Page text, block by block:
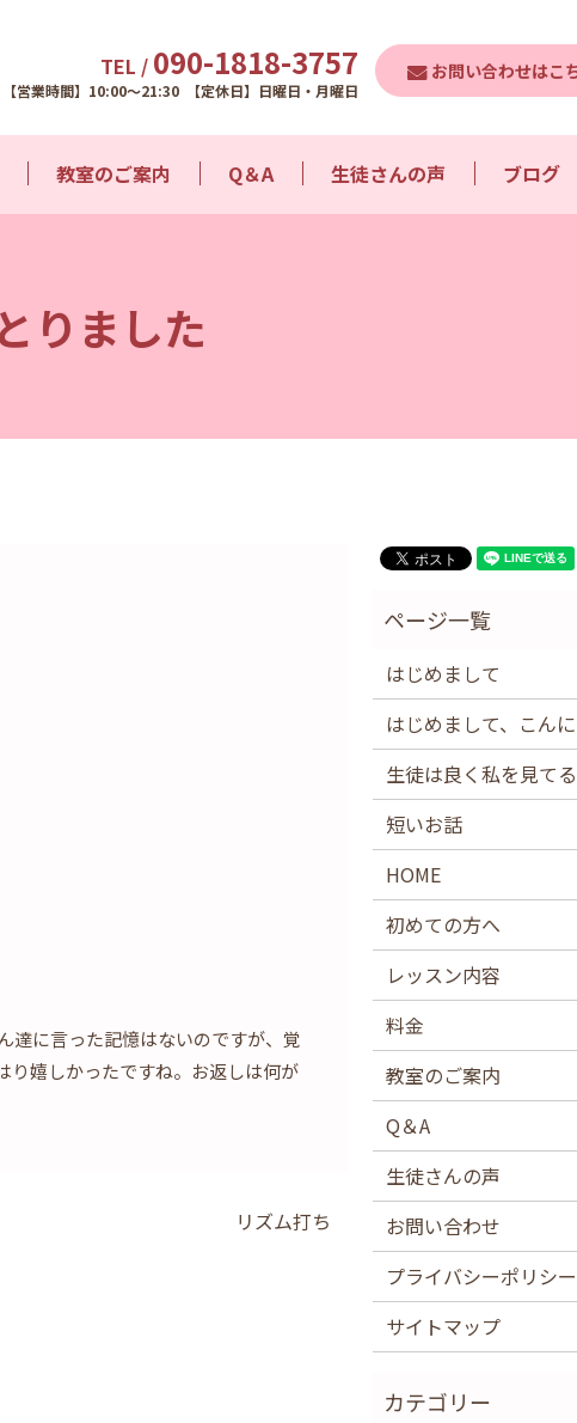
教室のご案内 Q＆A 生徒さんの声 ブログ
TEL / 090-1818-3757
時間】10:00～21:30 【定休日】日曜日・月曜日
お問い合わせはこ
りました
達に言った記憶はないのですが、覚
り嬉しかったですね。お返しは何が
リズム打ち
はじめまして
はじめまして、こん
生徒は良く私を見てる
短いお話
HOME
初めての方へ
レッスン内容
料金
教室のご案内
Q＆A
生徒さんの声
お問い合わせ
プライバシーポリシー
サイトマップ